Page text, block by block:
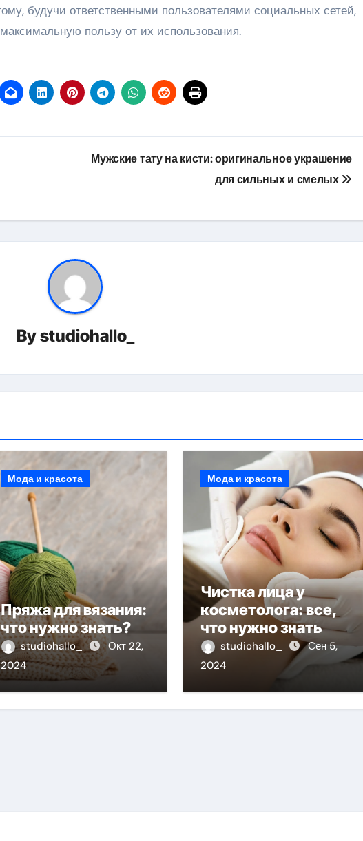
будучи ответственными пользователями социальных сетей,
пользу от их использования.
Мужские тату на кисти: оригинальное украшение
для сильных и смелых
Bystudiohallo_
Мода и красота
Пряжа для вязания:
что нужно знать?
studiohallo_
Окт 22,
2024
Мода и красота
Чистка лица у
косметолога: все,
что нужно знать
studiohallo_
Сен 5,
2024